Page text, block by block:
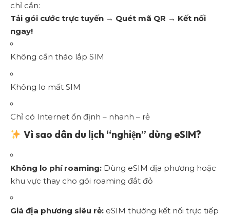
chỉ cần:
Tải gói cước trực tuyến → Quét mã QR → Kết nối
ngay!
Không cần tháo lắp SIM
Không lo mất SIM
Chỉ có Internet ổn định – nhanh – rẻ
Vì sao dân du lịch “nghiện” dùng eSIM?
Không lo phí roaming: Dùng eSIM địa phương hoặc
khu vực thay cho gói roaming đắt đỏ
Giá địa phương siêu rẻ: eSIM thường kết nối trực tiếp